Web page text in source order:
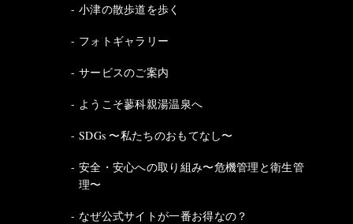
小津の散歩道を歩く
フォトギャラリー
サービスのご案内
ようこそ蓼科親湯温泉へ
SDGs 〜私たちのおもてなし〜
安全・安心への取り組み〜危機管理と衛生管
理〜
なぜ公式サイトが一番お得なの？